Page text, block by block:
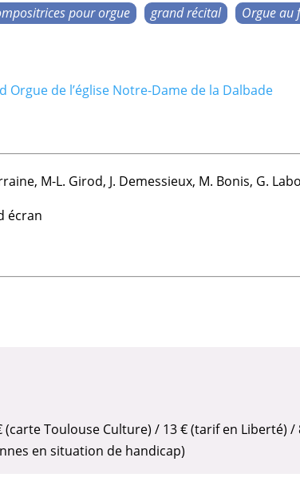
pour orgue
grand récital Orgue au
Orgue de l’église Notre-Dame de la Dalbade
M-L. Girod, J. Demessieux, M. Bonis, G.
écran
(carte Toulouse Culture) / 13 € (tarif en Liberté) /
en situation de handicap)